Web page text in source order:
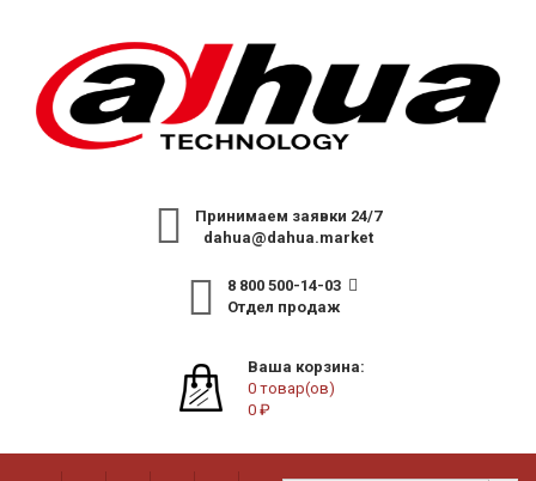
Принимаем заявки 24/7
dahua@dahua.market
8 800 500-14-03
Отдел продаж
Ваша корзина:
0 товар(ов)
0 ₽